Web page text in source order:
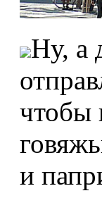
Ну, а
чтобы
и